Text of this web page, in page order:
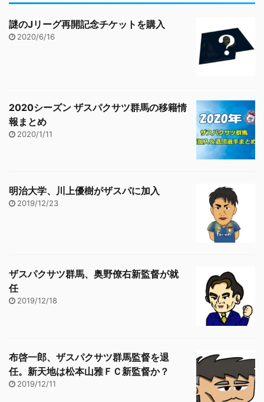
謎のJリーグ再開記念チケットを購入
2020/6/16
2020シーズン ザスパクサツ群馬の移籍情
報まとめ
2020/1/11
明治大学、川上優樹がザスパに加入
2019/12/23
ザスパクサツ群馬、奥野僚右新監督が就
任
2019/12/18
布啓一郎、ザスパクサツ群馬監督を退
任。新天地は松本山雅ＦＣ新監督か？
2019/12/11